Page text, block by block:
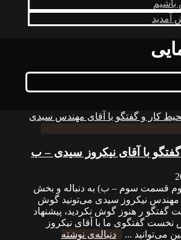
باشیم
آمدید
قسمت سوم – ب) به دنباله‌ و بخش
مهندس نیکروز سیدی می‌تونید گوش
گفتگو ر هنوز گوش نکردید، پیشنهاد
نخست گفتگوی ما با آقای نیکروز
می‌توانید ...
دنباله‌ی نوشته